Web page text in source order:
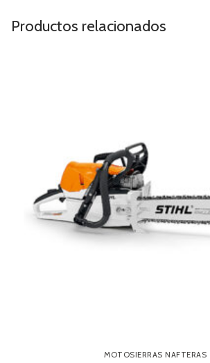
Productos relacionados
MOTOSIERRAS NAFTERAS